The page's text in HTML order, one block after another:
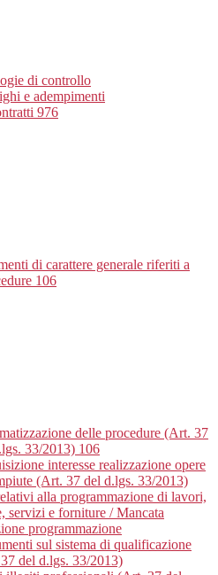
di controllo
e adempimenti
976
di carattere generale riferiti a
106
delle procedure (Art. 37
33/2013) 106
interesse realizzazione opere
(Art. 37 del d.lgs. 33/2013)
alla programmazione di lavori,
servizi e forniture / Mancata
programmazione
sul sistema di qualificazione
del d.lgs. 33/2013)